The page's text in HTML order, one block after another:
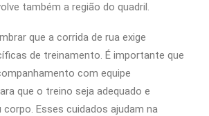
também a região do quadril.
que a corrida de rua exige
de treinamento. É importante que
com equipe
que o treino seja adequado e
Esses cuidados ajudam na